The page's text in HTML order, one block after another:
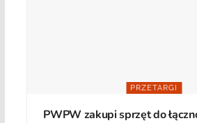
PRZETARGI
PWPW zakupi sprzęt do